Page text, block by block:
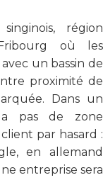
région
où les
un bassin de
proximité de
Dans un
pas de zone
par hasard :
en allemand
entreprise sera